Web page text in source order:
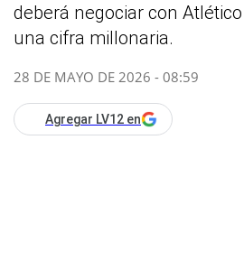
deberá negociar con
una cifra millonaria.
28 DE MAYO DE 2026 - 08:59
Agregar LV12 en